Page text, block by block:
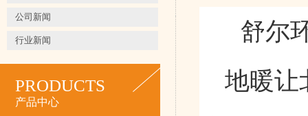
公司新闻
行业新闻
PRODUCTS
产品中心
舒尔
地暖让